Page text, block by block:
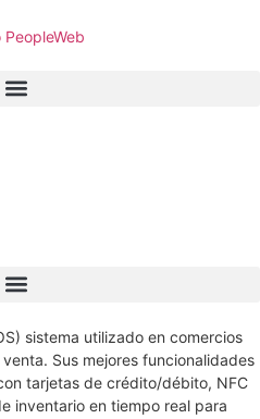
sistema utilizado en comercios
Sus mejores funcionalidades
tarjetas de crédito/débito, NFC
inventario en tiempo real para